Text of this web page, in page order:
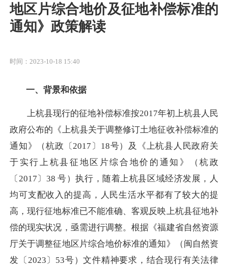
地区片综合地价及征地补偿标准的
通知》政策解读
时间：2023-10-18 15:40
一、背景和依据
上杭县现行的征地补偿标准按2017年初上杭县人民
政府公布的《上杭县关于调整修订土地征收补偿标准的
通知》（杭政〔2017〕18号）及《上杭县人民政府关
于实行上杭县征地区片综合地价的通知》（杭政
〔2017〕38 号）执行，随着上杭县区域经济发展，人
均可支配收入的提高，人民生活水平都有了较大的提
高，现行征地标准已不能准确、客观反映上杭县征地补
偿的现实状况，亟需进行调整。根据《福建省自然资源
厅关于调整征地区片综合地价标准的通知》（闽自然资
发〔 2023〕53号）文件精神要求，结合现行有关法律